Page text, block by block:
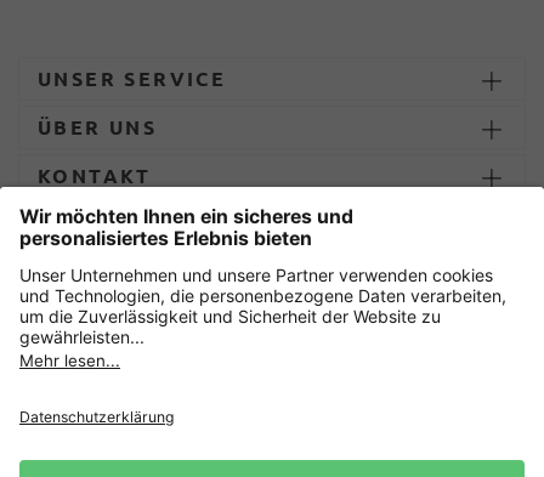
UNSER SERVICE
ÜBER UNS
KONTAKT
ZAHLUNG UND LIEFERUNG
Sicher einkaufen mit